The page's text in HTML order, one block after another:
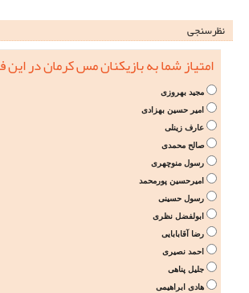
نظرسنجی
امتیاز شما به بازیکنان مس کرمان در
مجید بهروزی
امیر حسین بهزادی
عارف زینلی
صالح محمدی
رسول منوچهری
امیرحسین پورمحمد
رسول حسینی
ابولفضل نظری
رضا آقابابایی
احمد نصیری
جلیل پناهی
هادی ابراهیمی